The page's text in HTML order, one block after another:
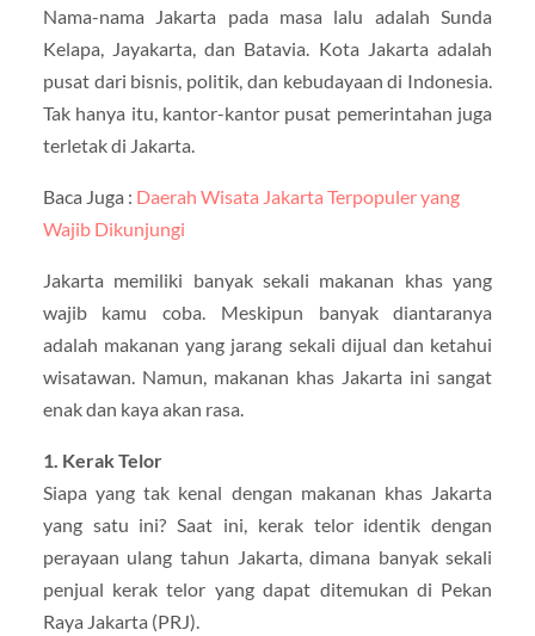
Nama-nama Jakarta pada masa lalu adalah Sunda
Kelapa, Jayakarta, dan Batavia. Kota Jakarta adalah
pusat dari bisnis, politik, dan kebudayaan di Indonesia.
Tak hanya itu, kantor-kantor pusat pemerintahan juga
terletak di Jakarta.
Baca Juga : Daerah Wisata Jakarta Terpopuler yang
Wajib Dikunjungi
Jakarta memiliki banyak sekali makanan khas yang
wajib kamu coba. Meskipun banyak diantaranya
adalah makanan yang jarang sekali dijual dan ketahui
wisatawan. Namun, makanan khas Jakarta ini sangat
enak dan kaya akan rasa.
1. Kerak Telor
Siapa yang tak kenal dengan makanan khas Jakarta
yang satu ini? Saat ini, kerak telor identik dengan
perayaan ulang tahun Jakarta, dimana banyak sekali
penjual kerak telor yang dapat ditemukan di Pekan
Raya Jakarta (PRJ).